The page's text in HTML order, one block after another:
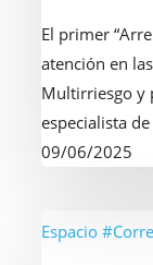
en
su
primera
formación
junto
Occident
El primer
atención en
Multirriesgo y
especialista
09/06/2025
El
Espacio